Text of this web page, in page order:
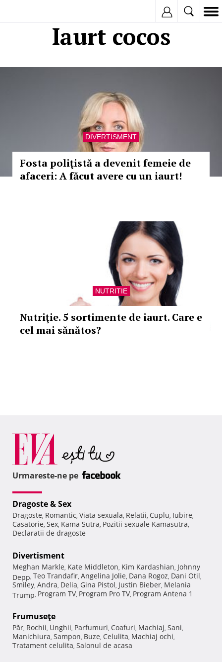
Iaurt cocos
DIVERTISMENT
Fosta poliţistă a devenit femeie de
afaceri: A făcut avere cu un iaurt!
NUTRITIE
Nutriţie. 5 sortimente de iaurt. Care e
cel mai sănătos?
Urmareste-ne pe
Dragoste & Sex
Dragoste, Romantic, Viata sexuala, Relatii, Cuplu, Iubire,
Casatorie, Sex, Kama Sutra, Pozitii sexuale Kamasutra,
Declaratii de dragoste
Divertisment
Meghan Markle, Kate Middleton, Kim Kardashian, Johnny
Depp, Teo Trandafir, Angelina Jolie, Dana Rogoz, Dani Otil,
Smiley, Andra, Delia, Gina Pistol, Justin Bieber, Melania
Trump, Program TV, Program Pro TV, Program Antena 1
Frumuseţe
Păr, Rochii, Unghii, Parfumuri, Coafuri, Machiaj, Sani,
Manichiura, Sampon, Buze, Celulita, Machiaj ochi,
Tratament celulita, Salonul de acasa